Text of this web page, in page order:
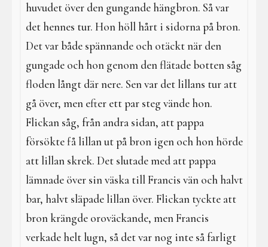
huvudet över den gungande hängbron. Så var
det hennes tur. Hon höll hårt i sidorna på bron.
Det var både spännande och otäckt när den
gungade och hon genom den flätade botten såg
floden långt där nere. Sen var det lillans tur att
gå över, men efter ett par steg vände hon.
Flickan såg, från andra sidan, att pappa
försökte få lillan ut på bron igen och hon hörde
att lillan skrek. Det slutade med att pappa
lämnade över sin väska till Francis vän och halvt
bar, halvt släpade lillan över. Flickan tyckte att
bron krängde oroväckande, men Francis
verkade helt lugn, så det var nog inte så farligt